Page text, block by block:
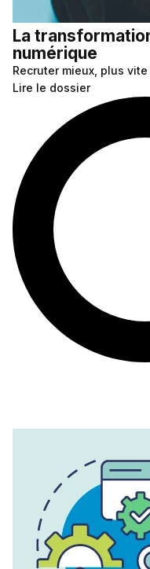
La
numérique
Recruter mieux, plus
Lire le dossier